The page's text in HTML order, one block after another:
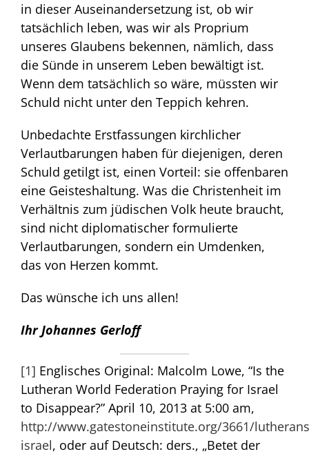
in dieser Auseinandersetzung ist, ob wir
tatsächlich leben, was wir als Proprium
unseres Glaubens bekennen, nämlich, dass
die Sünde in unserem Leben bewältigt ist.
Wenn dem tatsächlich so wäre, müssten wir
Schuld nicht unter den Teppich kehren.
Unbedachte Erstfassungen kirchlicher
Verlautbarungen haben für diejenigen, deren
Schuld getilgt ist, einen Vorteil: sie offenbaren
eine Geisteshaltung. Was die Christenheit im
Verhältnis zum jüdischen Volk heute braucht,
sind nicht diplomatischer formulierte
Verlautbarungen, sondern ein Umdenken,
das von Herzen kommt.
Das wünsche ich uns allen!
Ihr Johannes Gerloff
[1] Englisches Original: Malcolm Lowe, “Is the
Lutheran World Federation Praying for Israel
to Disappear?” April 10, 2013 at 5:00 am,
http://www.gatestoneinstitute.org/3661/
israel, oder auf Deutsch: ders., „Betet der